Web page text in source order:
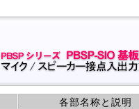
各部名称と説明